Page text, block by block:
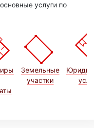
услуги по
Земельные
участки